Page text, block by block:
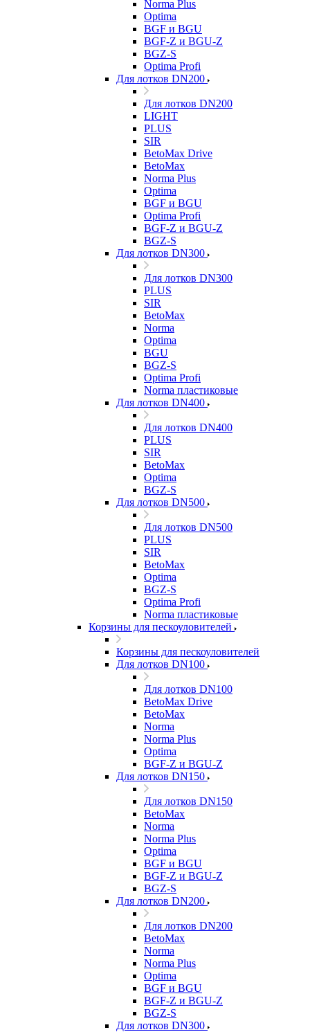
Norma Plus
Optima
BGF и BGU
BGF-Z и BGU-Z
BGZ-S
Optima Profi
Для лотков DN200
Для лотков DN200
LIGHT
PLUS
SIR
BetoMax Drive
BetoMax
Norma Plus
Optima
BGF и BGU
Optima Profi
BGF-Z и BGU-Z
BGZ-S
Для лотков DN300
Для лотков DN300
PLUS
SIR
BetoMax
Norma
Optima
BGU
BGZ-S
Optima Profi
Norma пластиковые
Для лотков DN400
Для лотков DN400
PLUS
SIR
BetoMax
Optima
BGZ-S
Для лотков DN500
Для лотков DN500
PLUS
SIR
BetoMax
Optima
BGZ-S
Optima Profi
Norma пластиковые
Корзины для пескоуловителей
Корзины для пескоуловителей
Для лотков DN100
Для лотков DN100
BetoMax Drive
BetoMax
Norma
Norma Plus
Optima
BGF-Z и BGU-Z
Для лотков DN150
Для лотков DN150
BetoMax
Norma
Norma Plus
Optima
BGF и BGU
BGF-Z и BGU-Z
BGZ-S
Для лотков DN200
Для лотков DN200
BetoMax
Norma
Norma Plus
Optima
BGF и BGU
BGF-Z и BGU-Z
BGZ-S
Для лотков DN300